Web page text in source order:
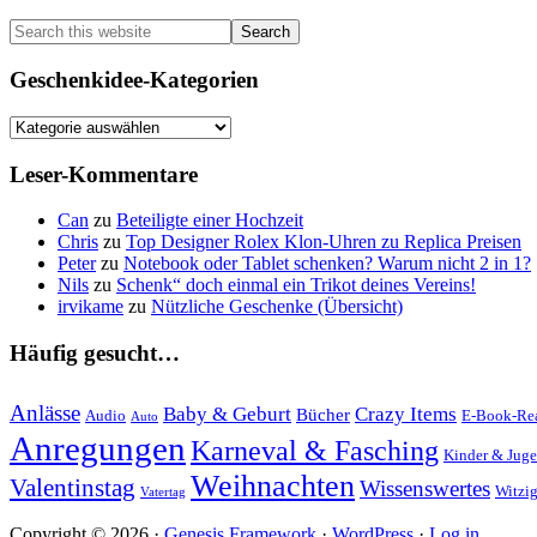
Sidebar
Search
this
website
Geschenkidee-Kategorien
Geschenkidee-
Leser-Kommentare
Can zu Beteiligte einer Hochzeit
Chris zu Top Designer Rolex Klon-Uhren zu Replica Preisen
Peterzu Notebook oder Tablet schenken? Warum nicht 2 in 1?
Nils zu Schenk“ doch einmal ein Trikot deines Vereins!
irvikame zu Nützliche Geschenke (Übersicht)
Häufig gesucht…
Anlässe Audio Auto Baby & Geburt Bücher Crazy Items E-Book-
Anregungen Karneval & Fasching Kinder &
Valentinstag Vatertag Weihnachten Wissenswertes